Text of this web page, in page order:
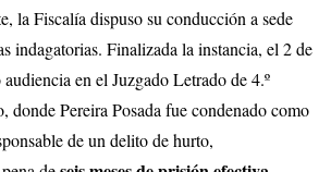
la Fiscalía dispuso su conducción a sede
indagatorias. Finalizada la instancia, el 2 de
en el Juzgado Letrado de 4.º
donde Pereira Posada fue condenado como
de un delito de hurto,